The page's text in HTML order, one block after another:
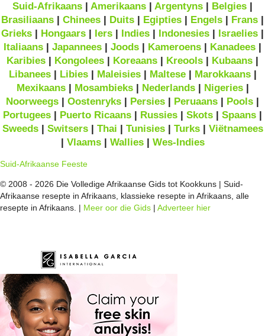
Suid-Afrikaans Amerikaans Argentyns Belgies
Brasiliaans
Chinees Duits Egipties Engels Frans
Grieks
Hongaars Iers Indies Indonesies Israelies
Italiaans
Japannees Joods Kameroens Kanadees
Karibies
Kongolees Koreaans Kreools Kubaans
Libanees| Libies| Maleisies| Maltese| Marokkaans|
Mexikaans| Mosambieks| Nederlands| Nigeries|
Noorweegs
Oostenryks Persies Peruaans Pools
Portugees
Puerto Ricaans Russies Skots Spaans
Sweeds| Switsers| Thai Tunisies| Turks| Viëtnamees
Vlaams| Wallies| Wes-Indies
Suid-Afrikaanse Feeste
© 2008 - 2026 Die Volledige Afrikaanse Gids tot Kookkuns | Suid-
Afrikaanse resepte in Afrikaans, klassieke resepte in Afrikaans, alle
resepte in Afrikaans. | Meer oor die Gids | Adverteer hier